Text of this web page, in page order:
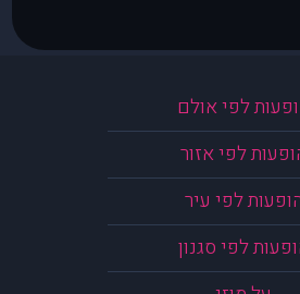
לפי אולם
לפי אזור
לפי עיר
לפי סגנון